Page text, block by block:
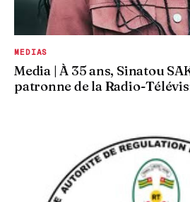
MEDIAS
Media | À 35 ans, Sinatou
patronne de la Radio-